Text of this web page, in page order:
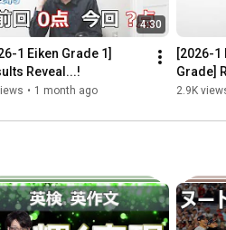
4:30
1 Eiken Grade 1]
Reveal...!
• 1 month ago
[2026-1
Grade]
2.9K